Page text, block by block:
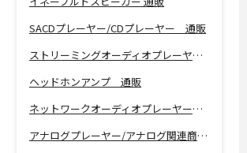
SACDプレーヤー/CDプレーヤー 通販
ストリーミングオーディオプレーヤー 通販
ヘッドホンアンプ 通販
ネットワークオーディオプレーヤー 通販
アナログプレーヤー/アナログ関連商品 通販